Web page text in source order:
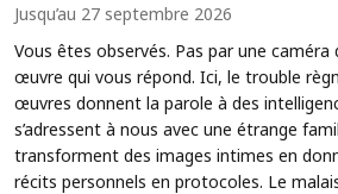
Jusqu’au 27 septembre 2026
Vous êtes observés. Pas par une caméra
œuvre qui vous répond. Ici, le trouble
œuvres donnent la parole à des
s’adressent à nous avec une étrange
transforment des images intimes en
récits personnels en protocoles. Le